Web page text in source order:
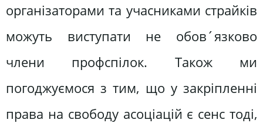
організаторами та учасниками страйків
можуть виступати не обов´язково
члени профспілок. Також ми
погоджуємося з тим, що у закріпленні
права на свободу асоціацій є сенс тоді,